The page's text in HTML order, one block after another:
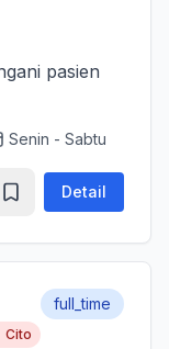
Senin - Sabtu
Detail
Cito
full_time